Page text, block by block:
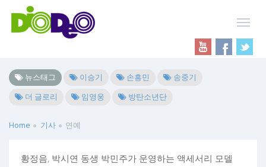
뉴스태그 이승기 손흥민
송중기
더 글로리
임영웅 방탄소년단
Home 기사 연예
황정음, 박시연 동생 박민주가 운영하는 액세서리 모델